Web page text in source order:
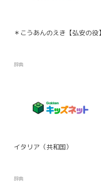
＊こうあんのえき【弘安の役】
辞典
イタリア（共和国）
辞典